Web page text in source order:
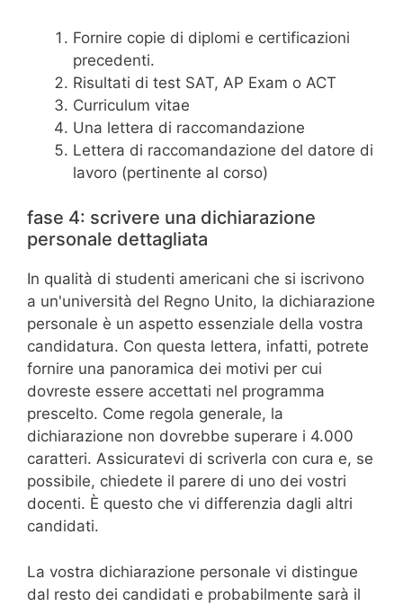
Fornire copie di diplomi e certificazioni
precedenti.
Risultati di test SAT, AP Exam o ACT
Curriculum vitae
Una lettera di raccomandazione
Lettera di raccomandazione del datore di
lavoro (pertinente al corso)
fase 4: scrivere una dichiarazione
personale dettagliata
In qualità di studenti americani che si iscrivono
a un'università del Regno Unito, la dichiarazione
personale è un aspetto essenziale della vostra
candidatura. Con questa lettera, infatti, potrete
fornire una panoramica dei motivi per cui
dovreste essere accettati nel programma
prescelto. Come regola generale, la
dichiarazione non dovrebbe superare i 4.000
caratteri. Assicuratevi di scriverla con cura e, se
possibile, chiedete il parere di uno dei vostri
docenti. È questo che vi differenzia dagli altri
candidati.
La vostra dichiarazione personale vi distingue
dal resto dei candidati e probabilmente sarà il